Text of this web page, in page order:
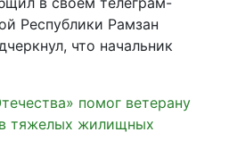
Республики Рамзан
что начальник